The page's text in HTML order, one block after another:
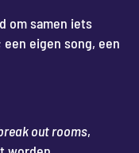
om samen iets
eigen song, een
out rooms,